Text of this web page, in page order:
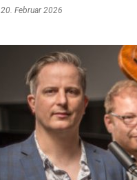
20. Februar 2026